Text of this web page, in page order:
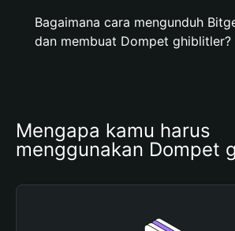
Bagaimana cara mengunduh
dan membuat Dompet ghiblitler?
Mengapa kamu harus
menggunakan Dompet